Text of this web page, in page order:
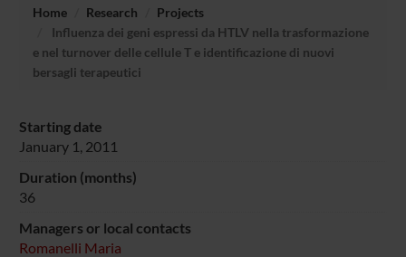
Home Research
Projects
Influenza dei geni espressi da HTLV nella trasformazione
e nel turnover delle cellule T e identificazione di nuovi
bersagli terapeutici
Starting date
January 1, 2011
Duration (months)
36
Managers or local contacts
Romanelli Maria